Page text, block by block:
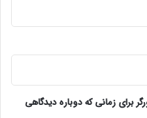
برای زمانی که دوباره دیدگاهی